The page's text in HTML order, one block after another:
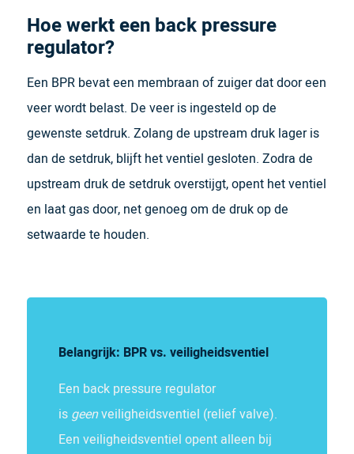
Hoe werkt een back pressure
regulator?
Een BPR bevat een membraan of zuiger dat door een
veer wordt belast. De veer is ingesteld op de
gewenste setdruk. Zolang de upstream druk lager is
dan de setdruk, blijft het ventiel gesloten. Zodra de
upstream druk de setdruk overstijgt, opent het ventiel
en laat gas door, net genoeg om de druk op de
setwaarde te houden.
Belangrijk: BPR vs. veiligheidsventiel
Een back pressure regulator
is geenveiligheidsventiel (relief valve).
Een veiligheidsventiel opent alleen bij